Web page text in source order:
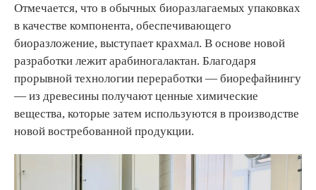
Отмечается, что в обычных биоразлагаемых упаковках
в качестве компонента, обеспечивающего
биоразложение, выступает крахмал. В основе новой
разработки лежит арабиногалактан. Благодаря
прорывной технологии переработки — биорефайнингу
— из древесины получают ценные химические
вещества, которые затем используются в производстве
новой востребованной продукции.